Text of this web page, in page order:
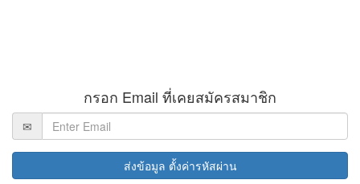
กรอก Email ที่เคยสมัครสมาชิก
ส่งข้อมูล ตั้งค่ารหัสผ่าน